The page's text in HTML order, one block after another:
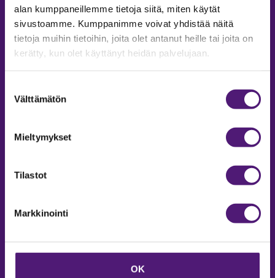
alan kumppaneillemme tietoja siitä, miten käytät
sivustoamme. Kumppanimme voivat yhdistää näitä
tietoja muihin tietoihin, joita olet antanut heille tai joita on
kerätty, kun olet käyttänyt heidän palvelujaan.
valinta
Välttämätön
Mieltymykset
Tilastot
Markkinointi
OK
MAJOITUS
Tiedustelut & Varaukset
Vastuullisuus
Ympäristöohjelma